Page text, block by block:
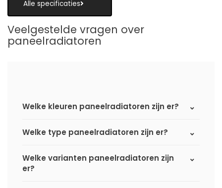
Alle specificaties
Veelgestelde vragen over
paneelradiatoren
Welke kleuren paneelradiatoren zijn er?
Welke type paneelradiatoren zijn er?
Welke varianten paneelradiatoren zijn
er?